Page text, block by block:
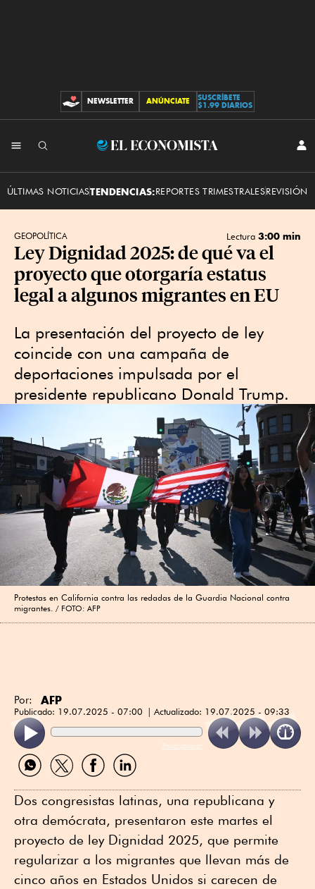
CONTRIBUCIONES
NEWSLETTER ANÚNCIATE
SUSCRÍBETE
$1.99 DIARIOS
El
ÚLTIMAS NOTICIASTENDENCIAS:REPORTES TRIMESTRALESREVISIÓN
GEOPOLÍTICA Lectura 3:00 min
Ley Dignidad 2025: de qué va el
proyecto que otorgaría estatus
legal a algunos migrantes en EU
La presentación del proyecto de ley
coincide con una campaña de
deportaciones impulsada por el
presidente republicano Donald Trump.
Protestas en California contra las redadas de la Guardia Nacional contra
migrantes.
FOTO: AFP
Por: AFP
Publicado: 19.07.2025 - 07:00 Actualizado: 19.07.2025 - 09:33
ReadSpeaker
Compartir
por
Compartir
por
Compartir
por
Compartir
por
Dos congresistas latinas, una republicana y
otra demócrata, presentaron este martes el
proyecto de ley Dignidad 2025, que permite
regularizar a los migrantes que llevan más de
cinco años en Estados Unidos si carecen de